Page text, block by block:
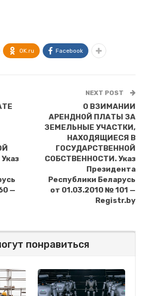
OK.ru Facebook
—
NEXT POST
О ВЗИМАНИИ
АРЕНДНОЙ ПЛАТЫ ЗА
ЗЕМЕЛЬНЫЕ УЧАСТКИ,
НАХОДЯЩИЕСЯ В
ГОСУДАРСТВЕННОЙ
СОБСТВЕННОСТИ. Указ
Президента
Республики Беларусь
от 01.03.2010 № 101 —
Registr.by
понравиться